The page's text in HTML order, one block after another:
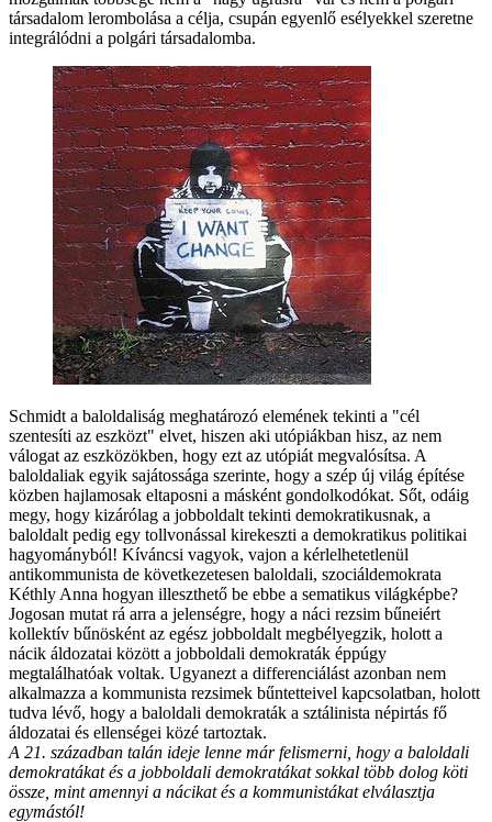
társadalom lerombolása a célja, csupán egyenlő esélyekkel szeretne
integrálódni a polgári társadalomba.
Schmidt a baloldaliság meghatározó elemének tekinti a "cél
szentesíti az eszközt" elvet, hiszen aki utópiákban hisz, az nem
válogat az eszközökben, hogy ezt az utópiát megvalósítsa. A
baloldaliak egyik sajátossága szerinte, hogy a szép új világ építése
közben hajlamosak eltaposni a másként gondolkodókat. Sőt, odáig
megy, hogy kizárólag a jobboldalt tekinti demokratikusnak, a
baloldalt pedig egy tollvonással kirekeszti a demokratikus politikai
hagyományból! Kíváncsi vagyok, vajon a kérlelhetetlenül
antikommunista de következetesen baloldali, szociáldemokrata
Kéthly Anna hogyan illeszthető be ebbe a sematikus világképbe?
Jogosan mutat rá arra a jelenségre, hogy a náci rezsim bűneiért
kollektív bűnösként az egész jobboldalt megbélyegzik, holott a
nácik áldozatai között a jobboldali demokraták éppúgy
megtalálhatóak voltak. Ugyanezt a differenciálást azonban nem
alkalmazza a kommunista rezsimek bűntetteivel kapcsolatban, holott
tudva lévő, hogy a baloldali demokraták a sztálinista népirtás fő
áldozatai és ellenségei közé tartoztak.
A 21. században talán ideje lenne már felismerni, hogy a baloldali
demokratákat és a jobboldali demokratákat sokkal több dolog köti
össze, mint amennyi a nácikat és a kommunistákat elválasztja
egymástól!